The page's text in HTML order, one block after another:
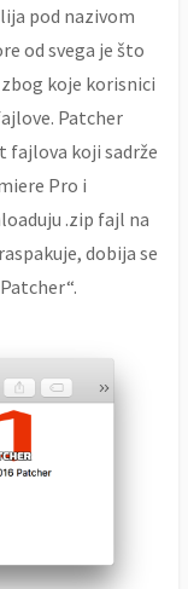
pod nazivom
od svega je što
koje korisnici
Patcher
fajlova koji sadrže
Pro i
.zip fajl na
dobija se